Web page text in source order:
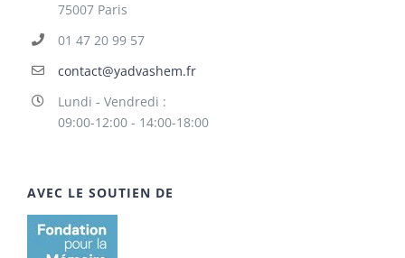
75007 Paris
01 47 20 99 57
contact@yadvashem.fr
Lundi - Vendredi :
09:00-12:00 - 14:00-18:00
AVEC LE SOUTIEN DE